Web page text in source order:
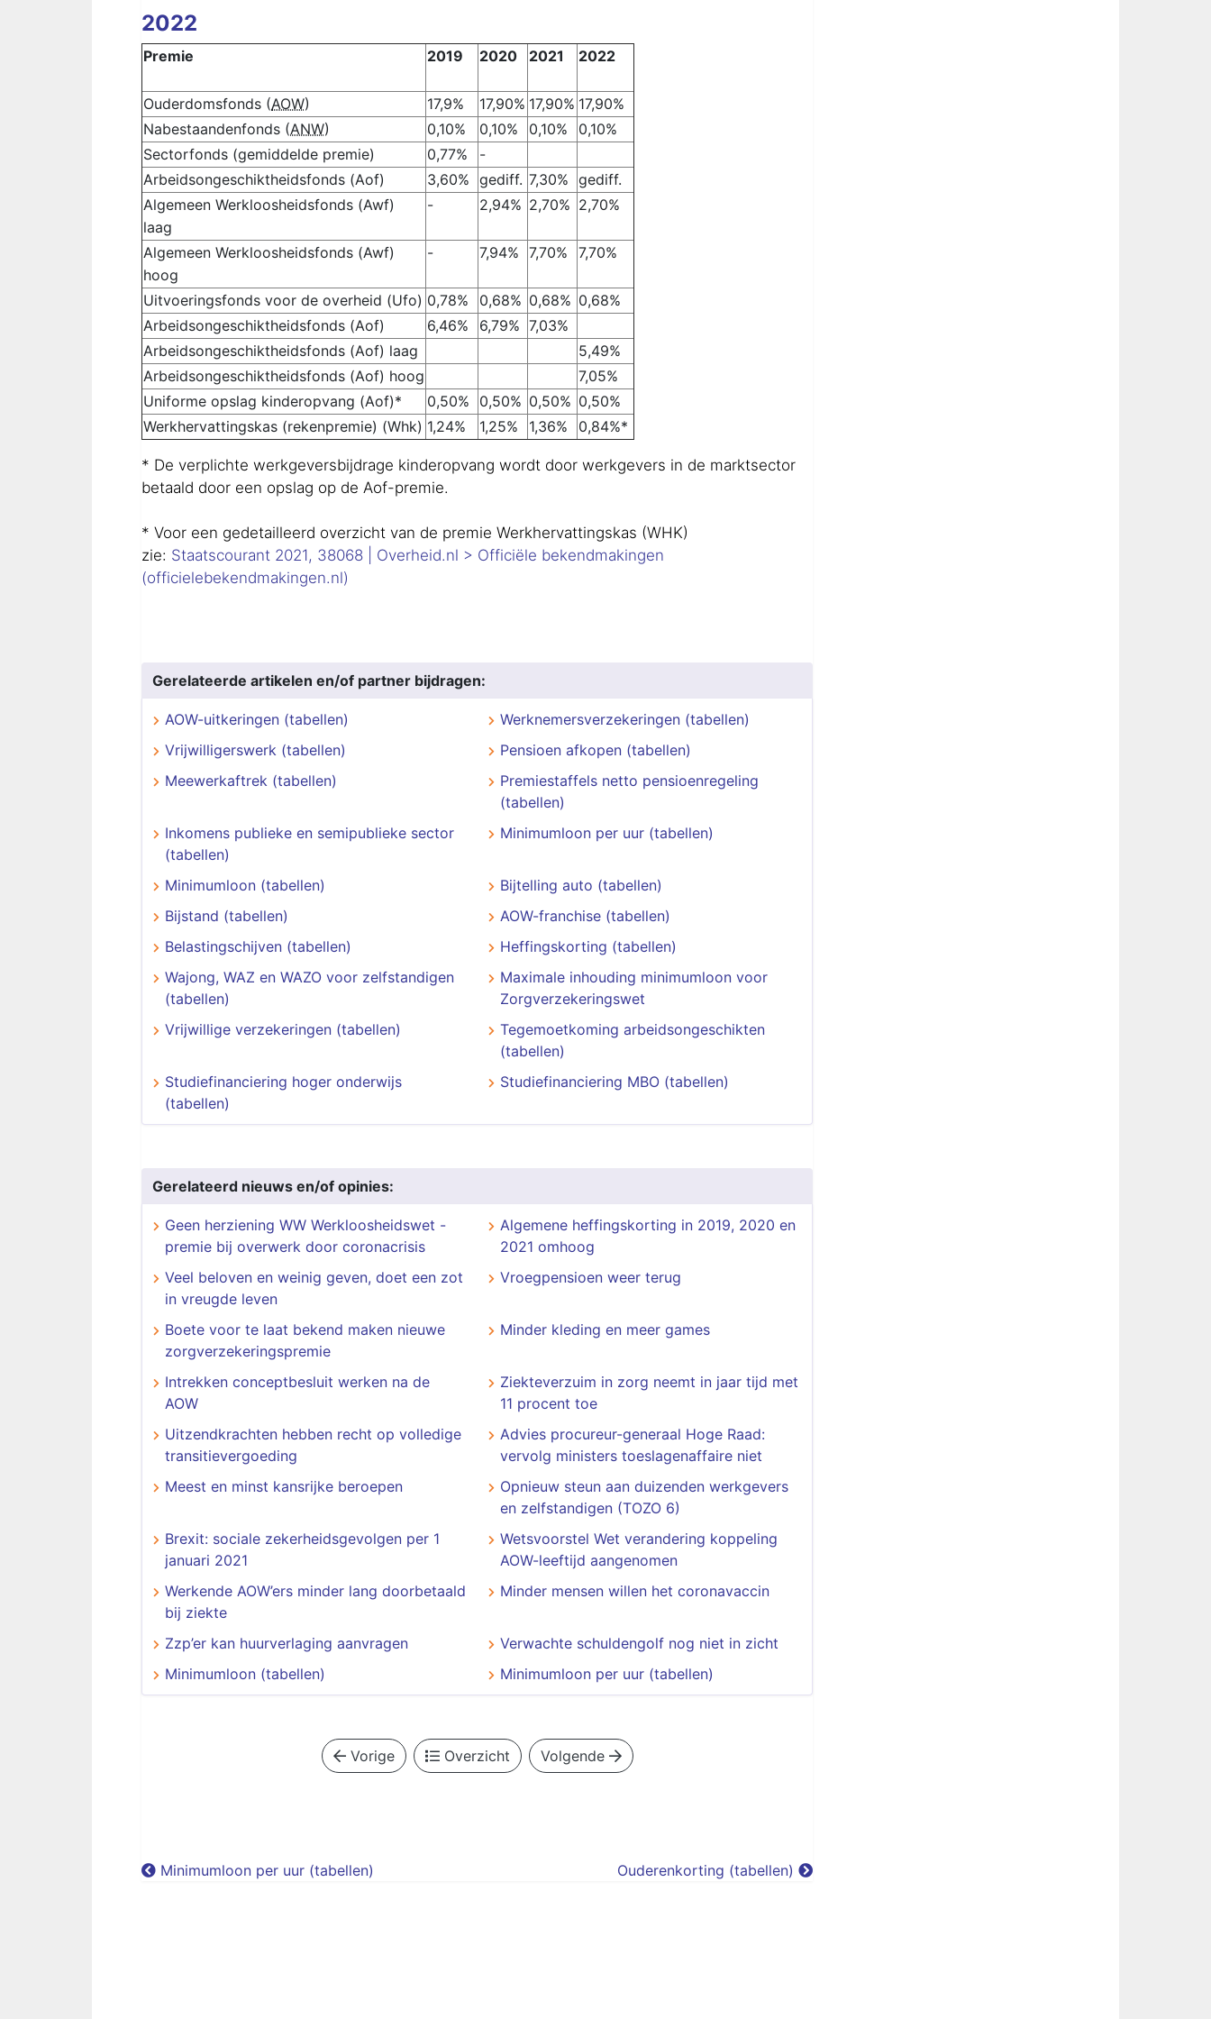
2022
Premie 2019 2020 2021 2022
Ouderdomsfonds (AOW) 17,9% 17,90% 17,90% 17,90%
Nabestaandenfonds (ANW) 0,10% 0,10% 0,10%
0,10%
Sectorfonds (gemiddelde premie)
0,77%
-
Arbeidsongeschiktheidsfonds (Aof)
3,60% gediff. 7,30% gediff.
Algemeen Werkloosheidsfonds (Awf)
laag
- 2,94% 2,70% 2,70%
Algemeen Werkloosheidsfonds (Awf)
hoog
- 7,94% 7,70% 7,70%
Uitvoeringsfonds voor de overheid (Ufo) 0,78% 0,68% 0,68% 0,68%
Arbeidsongeschiktheidsfonds (Aof)
6,46% 6,79% 7,03%
Arbeidsongeschiktheidsfonds (Aof) laag
5,49%
Arbeidsongeschiktheidsfonds (Aof) hoog
7,05%
Uniforme opslag kinderopvang (Aof)*
0,50% 0,50% 0,50% 0,50%
Werkhervattingskas (rekenpremie) (Whk) 1,24% 1,25% 1,36% 0,84%*
* De verplichte werkgeversbijdrage kinderopvang wordt door werkgevers in de marktsector
betaald door een opslag op de Aof-premie.
* Voor een gedetailleerd overzicht van de premie Werkhervattingskas (WHK)
zie: Staatscourant 2021, 38068 | Overheid.nl > Officiële bekendmakingen
(officielebekendmakingen.nl)
Gerelateerde artikelen en/of partner bijdragen:
AOW-uitkeringen (tabellen)
Werknemersverzekeringen (tabellen)
Vrijwilligerswerk (tabellen)
Pensioen afkopen (tabellen)
Meewerkaftrek (tabellen)
Premiestaffels netto pensioenregeling
(tabellen)
Inkomens publieke en semipublieke sector
(tabellen)
Minimumloon per uur (tabellen)
Minimumloon (tabellen)
Bijtelling auto (tabellen)
Bijstand (tabellen)
AOW-franchise (tabellen)
Belastingschijven (tabellen)
Heffingskorting (tabellen)
Wajong, WAZ en WAZO voor zelfstandigen
(tabellen)
Maximale inhouding minimumloon voor
Zorgverzekeringswet
Vrijwillige verzekeringen (tabellen)
Tegemoetkoming arbeidsongeschikten
(tabellen)
Studiefinanciering hoger onderwijs
(tabellen)
Studiefinanciering MBO (tabellen)
Gerelateerd nieuws en/of opinies:
Geen herziening WW Werkloosheidswet -
premie bij overwerk door coronacrisis
Algemene heffingskorting in 2019, 2020 en
2021 omhoog
Veel beloven en weinig geven, doet een zot
in vreugde leven
Vroegpensioen weer terug
Boete voor te laat bekend maken nieuwe
zorgverzekeringspremie
Minder kleding en meer games
Intrekken conceptbesluit werken na de
AOW
Ziekteverzuim in zorg neemt in jaar tijd met
11 procent toe
Uitzendkrachten hebben recht op volledige
transitievergoeding
Advies procureur-generaal Hoge Raad:
vervolg ministers toeslagenaffaire niet
Meest en minst kansrijke beroepen
Opnieuw steun aan duizenden werkgevers
en zelfstandigen (TOZO 6)
Brexit: sociale zekerheidsgevolgen per 1
januari 2021
Wetsvoorstel Wet verandering koppeling
AOW-leeftijd aangenomen
Werkende AOW’ers minder lang doorbetaald
bij ziekte
Minder mensen willen het coronavaccin
Zzp’er kan huurverlaging aanvragen
Verwachte schuldengolf nog niet in zicht
Minimumloon (tabellen)
Minimumloon per uur (tabellen)
Vorige Overzicht Volgende
Minimumloon per uur (tabellen) Ouderenkorting (tabellen)